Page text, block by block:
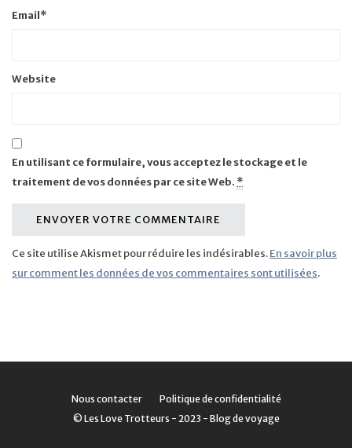
Email*
Website
En utilisant ce formulaire, vous acceptez le stockage et le
traitement de vos données par ce site Web. *
Ce site utilise Akismet pour réduire les indésirables.En savoir plus
sur comment les données de vos commentaires sont utilisées.
Nous contacter
Politique de confidentialité
© Les Love Trotteurs - 2023 - Blog de voyage